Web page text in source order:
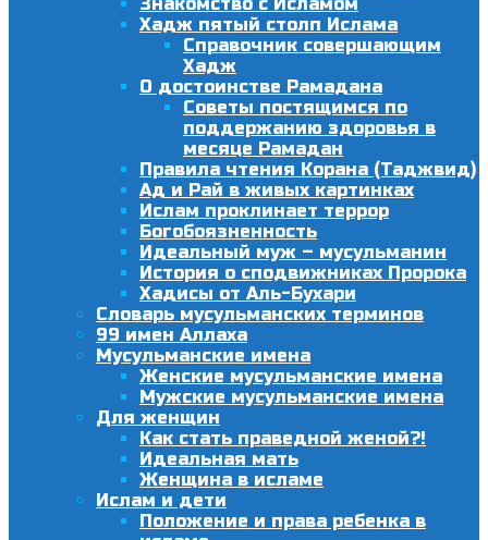
Хадж пятый столп Ислама
Справочник совершающим
Хадж
О достоинстве Рамадана
Советы постящимся по
поддержанию здоровья в
месяце Рамадан
Правила чтения Корана (Таджвид)
Ад и Рай в живых картинках
Ислам проклинает террор
Богобоязненность
Идеальный муж – мусульманин
История о сподвижниках Пророка
Хадисы от Аль-Бухари
Словарь мусульманских терминов
99 имен Аллаха
Мусульманские имена
Женские мусульманские имена
Мужские мусульманские имена
Для женщин
Как стать праведной женой?!
Идеальная мать
Женщина в исламе
Ислам и дети
Положение и права ребенка в